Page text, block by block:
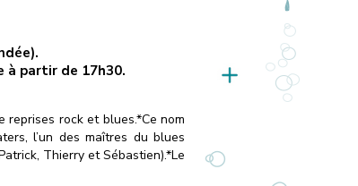
à partir de 17h30.
reprises rock et blues.*Ce nom
l’un des maîtres du blues
Thierry et Sébastien).*Le